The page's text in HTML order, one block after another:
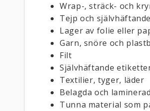
Wrap-, sträck- och
Tejp och
Lager av folie eller
Garn, snöre och
Filt
Självhäftande
Textilier, tyger, läder
Belagda och
Tunna material som